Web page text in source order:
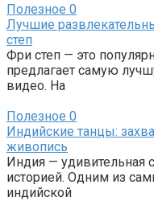
Полезное 0
Лучшие
степ
Фри степ — это
предлагает самую
видео. На
Полезное 0
Индийские танцы:
живопись
Индия — удивительная
историей. Одним из
индийской